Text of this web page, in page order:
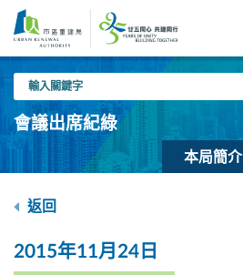
要
入
關
鍵
會議出席紀綠
本局簡介
返回
2015年11月24日